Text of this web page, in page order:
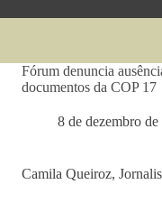
Fórum denuncia
documentos da COP 17
8 de dezembro de
Camila Queiroz,